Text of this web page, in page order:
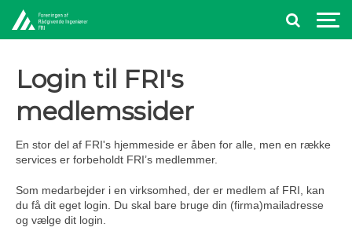
Login til FRI's
medlemssider
En stor del af FRI's hjemmeside er åben for alle, men en række
services er forbeholdt FRI’s medlemmer.
Som medarbejder i en virksomhed, der er medlem af FRI, kan
du få dit eget login. Du skal bare bruge din (firma)mailadresse
og vælge dit login.